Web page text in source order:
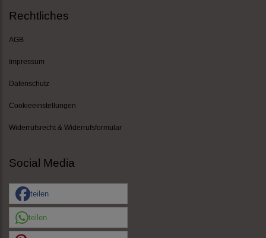
Rechtliches
AGB
Impressum
Datenschutz
Cookieeinstellungen
Widerrufsrecht & Widerrufsformular
Social Media
teilen
teilen